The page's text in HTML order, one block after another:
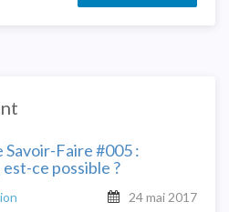
Faire #005 :
ce possible ?
24 mai 2017